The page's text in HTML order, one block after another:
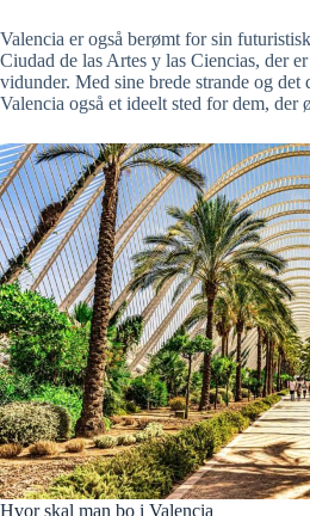
Valencia er også berømt for sin
Ciudad de las Artes y las Ciencias, der
vidunder. Med sine brede strande og
Valencia også et ideelt sted for dem, der
Hvor skal man bo i Valencia